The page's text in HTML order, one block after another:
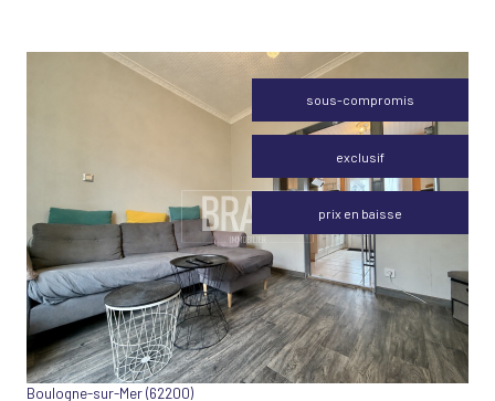
sous-compromis
exclusif
prix en baisse
VOIR LE BIEN
Boulogne-sur-Mer (62200)